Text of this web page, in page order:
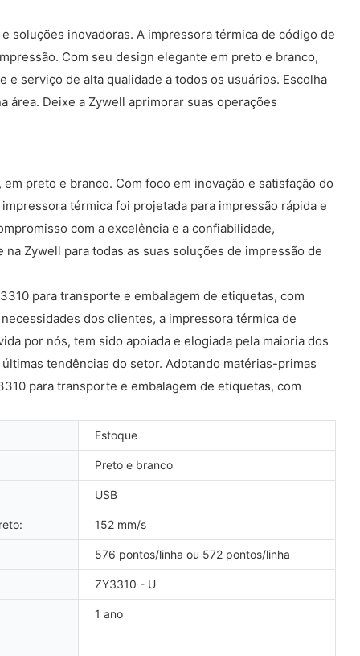
soluções inovadoras. A impressora térmica de código de
Com seu design elegante em preto e branco,
serviço de alta qualidade a todos os usuários. Escolha
área. Deixe a Zywell aprimorar suas operações
preto e branco. Com foco em inovação e satisfação do
térmica foi projetada para impressão rápida e
com a excelência e a confiabilidade,
Zywell para todas as suas soluções de impressão de
para transporte e embalagem de etiquetas, com
dos clientes, a impressora térmica de
por nós, tem sido apoiada e elogiada pela maioria dos
tendências do setor. Adotando matérias-primas
para transporte e embalagem de etiquetas, com
Estoque
Preto e branco
USB
152 mm/s
576 pontos/linha ou 572 pontos/linha
ZY3310 - U
1 ano